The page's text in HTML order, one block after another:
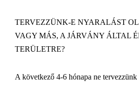
TERVEZZÜNK-E NYARALÁST
VAGY MÁS, A JÁRVÁNY ÁLTAL
TERÜLETRE?
A következő 4-6 hónapa ne tervezzünk